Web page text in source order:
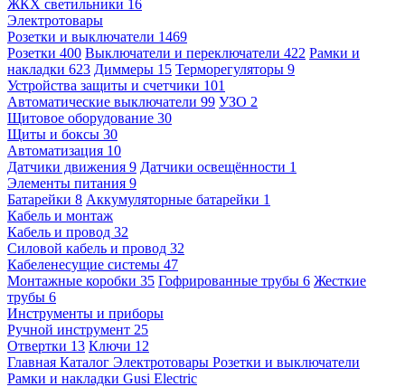
ЖКХ светильники 16
Электротовары
Розетки и выключатели 1469
Розетки 400 Выключатели и переключатели 422 Рамки и
накладки 623 Диммеры 15 Терморегуляторы 9
Устройства защиты и счетчики 101
Автоматические выключатели 99 УЗО 2
Щитовое оборудование 30
Щиты и боксы 30
Автоматизация 10
Датчики движения 9 Датчики освещённости 1
Элементы питания 9
Батарейки 8 Аккумуляторные батарейки 1
Кабель и монтаж
Кабель и провод 32
Силовой кабель и провод 32
Кабеленесущие системы 47
Монтажные коробки 35 Гофрированные трубы 6 Жесткие
трубы 6
Инструменты и приборы
Ручной инструмент 25
Отвертки 13 Ключи 12
Главная Каталог Электротовары Розетки и выключатели
Рамки и накладки Gusi Electric